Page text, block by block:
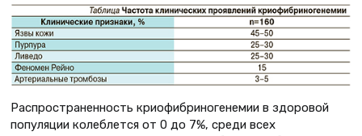
Распространенность криофибриногенемии в здоровой
популяции колеблется от 0 до 7%, среди всех